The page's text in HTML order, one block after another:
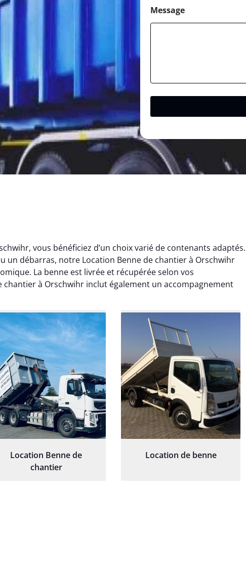
Message
vous bénéficiez d’un choix varié de contenants adaptés.
un débarras, notre Location Benne de chantier à Orschwihr
La benne est livrée et récupérée selon vos
à Orschwihr inclut également un accompagnement
Location Benne de
chantier
Location de benne
Aurélie Bonnet
21 juin 2024
Le service de terrassement
jardin à Var était
exceptionnel. L'équipe a
de manière efficace
professionnelle, laissant
jardin impeccable et
prêt pour notre nouveau
projet d'aménagement
6 avril 2025
Parfait pour évacuer les
gravats de mon chantier.
Service rapide et efficace. Je
recommande sans
hésitation.